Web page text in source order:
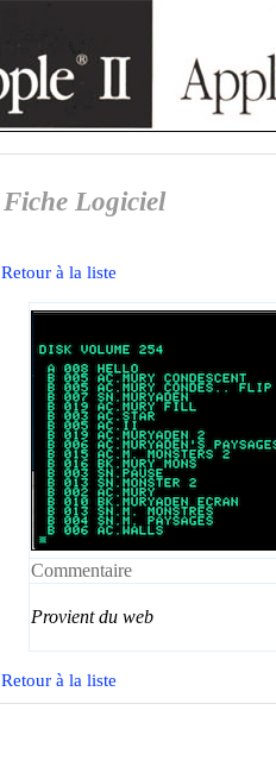
Fiche Logiciel
Retour à la liste
Commentaire
Provient du web
Retour à la liste